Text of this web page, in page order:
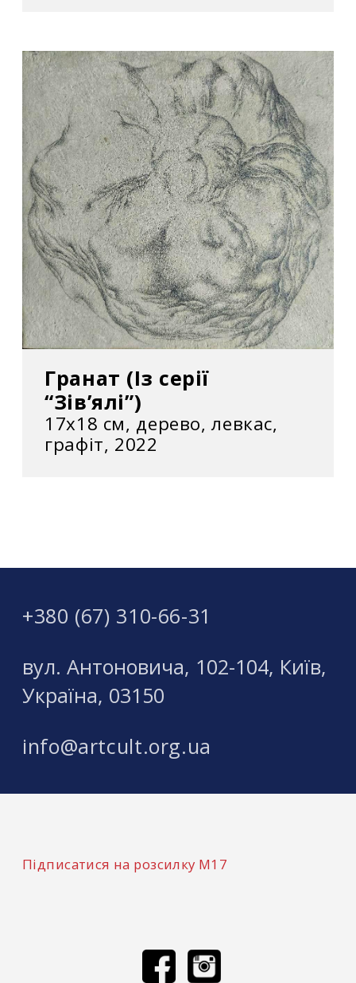
Гранат (Із серії
“Зів’ялі”)
17х18 см, дерево, левкас,
графіт, 2022
+380 (67) 310-66-31
вул. Антоновича, 102-104, Київ,
Україна, 03150
info@artcult.org.ua
Підписатися на розсилку М17